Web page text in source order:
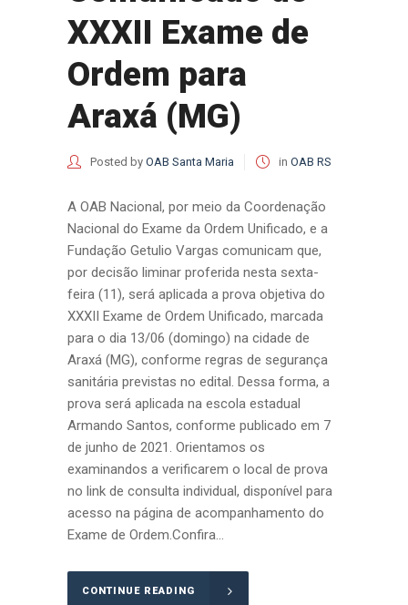
XXXII Exame de
Ordem para
Araxá (MG)
Posted by OAB Santa Maria in OAB RS
A OAB Nacional, por meio da Coordenação
Nacional do Exame da Ordem Unificado, e a
Fundação Getulio Vargas comunicam que,
por decisão liminar proferida nesta sexta-
feira (11), será aplicada a prova objetiva do
XXXII Exame de Ordem Unificado, marcada
para o dia 13/06 (domingo) na cidade de
Araxá (MG), conforme regras de segurança
sanitária previstas no edital. Dessa forma, a
prova será aplicada na escola estadual
Armando Santos, conforme publicado em 7
de junho de 2021. Orientamos os
examinandos a verificarem o local de prova
no link de consulta individual, disponível para
acesso na página de acompanhamento do
Exame de Ordem.Confira...
CONTINUE READING